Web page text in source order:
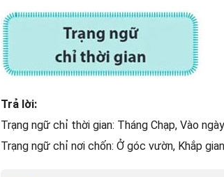
Trả lời:
Trạng ngữ chỉ thời gian: Tháng Chạp, Vào
Trạng ngữ chỉ nơi chốn: Ở góc vườn, Khắp